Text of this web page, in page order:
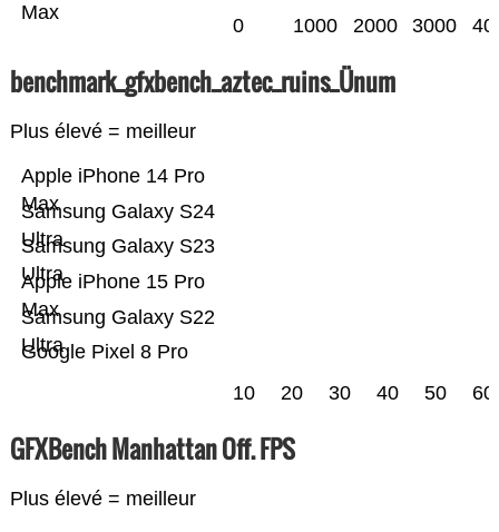
Max
0 1000 2000 3000
benchmark_gfxbench_aztec_ruins_Ünum
Plus élevé = meilleur
Google Pixel 8 Pro
Samsung Galaxy S22
Ultra
Apple iPhone 15 Pro
Max
Samsung Galaxy S23
Ultra
Samsung Galaxy S24
Ultra
Apple iPhone 14 Pro
Max
10 20 30 40 50 60
GFXBench Manhattan Off. FPS
Plus élevé = meilleur